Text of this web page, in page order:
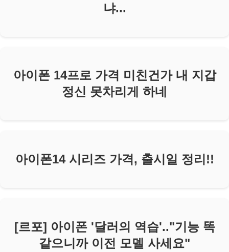
냐...
아이폰 14프로 가격 미친건가 내 지갑
정신 못차리게 하네
아이폰14 시리즈 가격, 출시일 정리!!
[르포] 아이폰 '달러의 역습'.."기능 똑
같으니까 이전 모델 사세요"